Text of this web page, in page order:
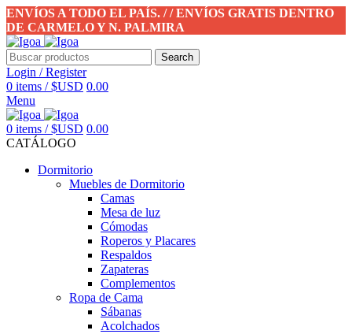
ENVÍOS A TODO EL PAÍS. / / ENVÍOS GRATIS DENTRO
DE CARMELO Y N. PALMIRA
Search
Login / Register
0 items / $USD 0.00
Menu
0 items / $USD 0.00
CATÁLOGO
Dormitorio
Muebles de Dormitorio
Camas
Mesa de luz
Cómodas
Roperos y Placares
Respaldos
Zapateras
Complementos
Ropa de Cama
Sábanas
Acolchados